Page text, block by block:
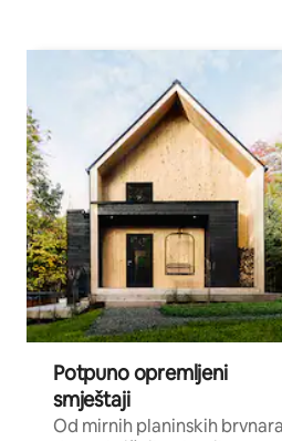
Potpuno opremljeni
smještaji
Od mirnih planinskih brvnara